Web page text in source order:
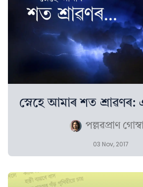
স্নেহে আমাৰ শত শ্রাৱণৰ:
পল্লৱপ্ৰাণ
03 Nov, 2017